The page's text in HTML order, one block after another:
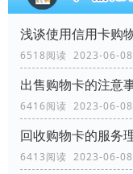
浅谈使用信用卡购
6518阅读 2023-06-
出售购物卡的注意
6416阅读 2023-06-
回收购物卡的服务
6413阅读 2023-06-